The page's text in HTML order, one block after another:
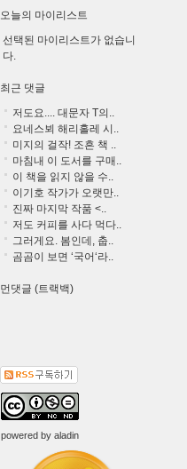
오늘의 마이리스트
선택된 마이리스트가 없습니
다.
최근 댓글
저도요.... 대문자 T의..
요네스뵈 해리홀레 시..
미지의 걸작! 조흔 책 ..
마침내 이 도서를 구매..
이 책을 읽지 않을 수..
이기호 작가가 오랫만..
진짜 마지막 작품 <..
저도 커피를 사다 먹다..
그러게요. 봄인데, 춥..
곰곰이 보면 ‘국어‘라..
먼댓글 (트랙백)
powered by aladin